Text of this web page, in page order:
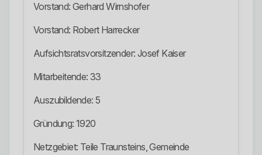
Vorstand: Gerhard Wirnshofer
Vorstand: Robert Harrecker
Aufsichtsratsvorsitzender: Josef Kaiser
Mitarbeitende: 33
Auszubildende: 5
Gründung: 1920
Netzgebiet: Teile Traunsteins, Gemeinde